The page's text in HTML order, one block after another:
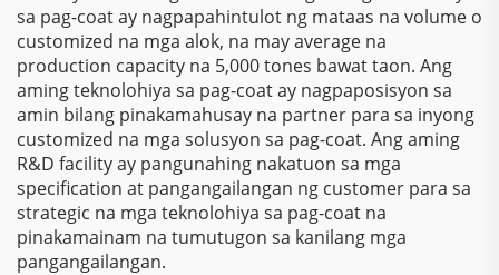
sa pag-coat ay nagpapahintulot ng mataas na volume o
customized na mga alok, na may average na
production capacity na 5,000 tones bawat taon. Ang
aming teknolohiya sa pag-coat ay nagpaposisyon sa
amin bilang pinakamahusay na partner para sa inyong
customized na mga solusyon sa pag-coat. Ang aming
R&D facility ay pangunahing nakatuon sa mga
specification at pangangailangan ng customer para sa
strategic na mga teknolohiya sa pag-coat na
pinakamainam na tumutugon sa kanilang mga
pangangailangan.